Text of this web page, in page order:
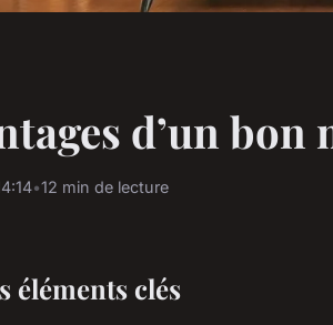
d’un
•12 min de lecture
éléments clés